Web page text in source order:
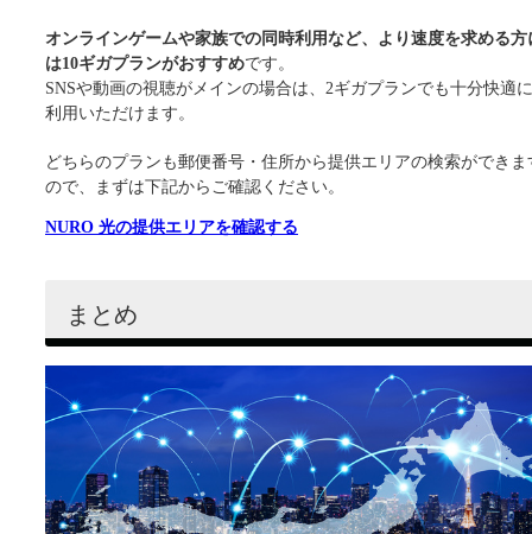
オンラインゲームや家族での同時利用など、より速度を求める方
は10ギガプランがおすすめです。
SNSや動画の視聴がメインの場合は、2ギガプランでも十分快適
利用いただけます。
どちらのプランも郵便番号・住所から提供エリアの検索ができま
ので、まずは下記からご確認ください。
NURO 光の提供エリアを確認する
まとめ